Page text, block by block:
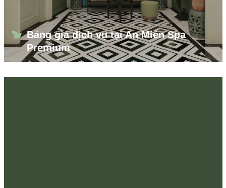
Bảng giá dịch vụ tại An Miên Spa
Premium